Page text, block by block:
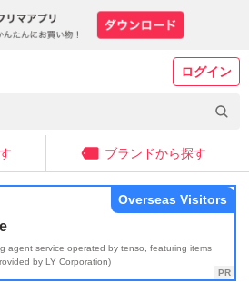
ログイン
ブランドから探す
agent service operated by tenso, featuring items
by LY Corporation)
Overseas Visitors